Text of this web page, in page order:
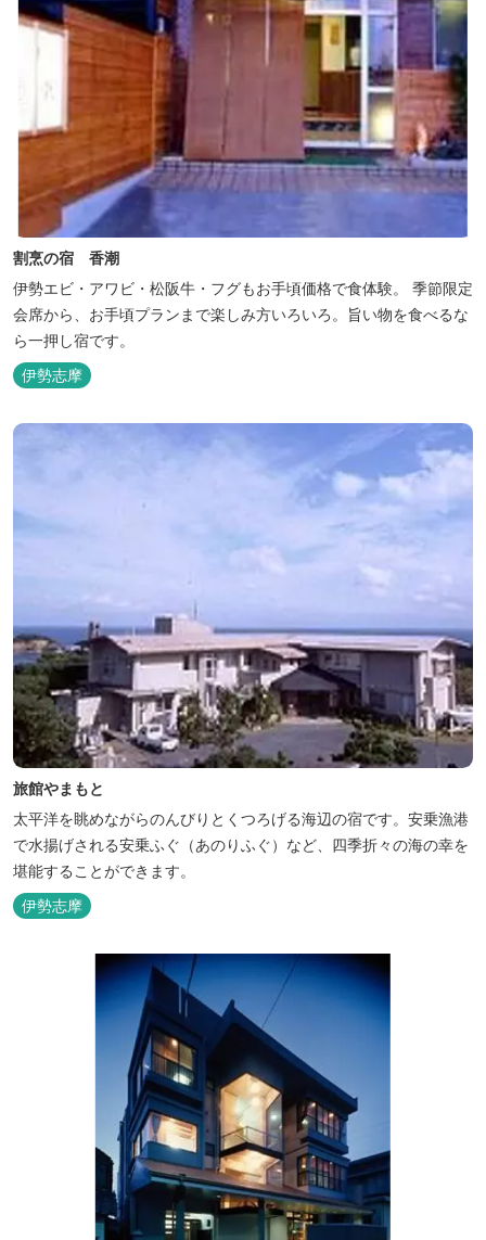
割烹の宿 香潮
伊勢エビ・アワビ・松阪牛・フグもお手頃価格で食体験。 季節限定
会席から、お手頃プランまで楽しみ方いろいろ。旨い物を食べるな
ら一押し宿です。
伊勢志摩
旅館やまもと
太平洋を眺めながらのんびりとくつろげる海辺の宿です。安乗漁港
で水揚げされる安乗ふぐ（あのりふぐ）など、四季折々の海の幸を
堪能することができます。
伊勢志摩